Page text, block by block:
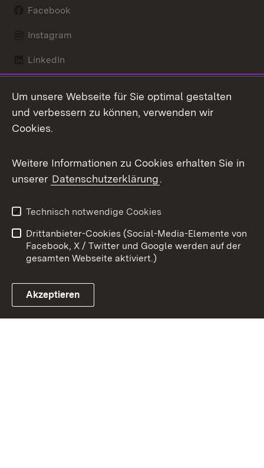
Facebook
Instagram
LinkedIn
X / Twitter
Youtube
Link zum Landesportal
Kontakt
Datenschutz
Barrierefreiheit
Impressum
Cookies
Um unsere Webseite für Sie optimal gestalten
und verbessern zu können, verwenden wir
Cookies.
Weitere Informationen zu Cookies erhalten Sie in
unserer Datenschutzerklärung.
Technisch notwendige Cookies
Drittanbieter-Cookies (Social-Media-Elemente von
Facebook, X / Twitter und Google werden auf der
gesamten Webseite aktiviert.)
Akzeptieren